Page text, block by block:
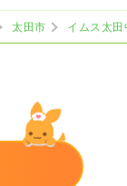
太田市
イムス太